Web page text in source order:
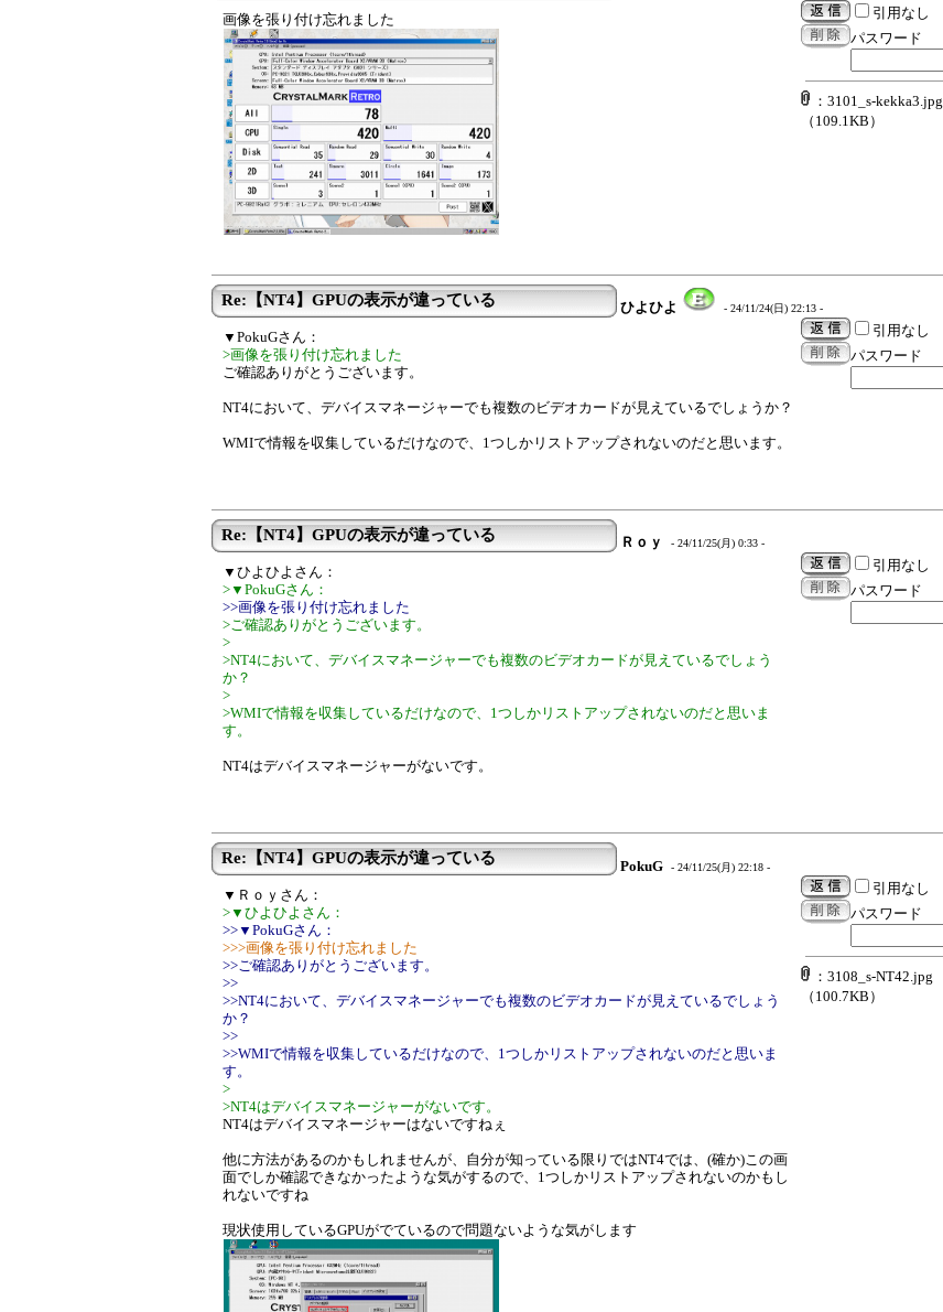
画像を張り付け忘れました
引用なし
パスワード
：3101_s-kekka3.jpg
（109.1KB）
Re:【NT4】GPUの表示が違っている ひよひよ - 24/11/24(日) 22:13 -
▼PokuGさん：
>画像を張り付け忘れました
ご確認ありがとうございます。
NT4において、デバイスマネージャーでも複数のビデオカードが見えているでしょうか？
WMIで情報を収集しているだけなので、1つしかリストアップされないのだと思います。
引用なし
パスワード
Re:【NT4】GPUの表示が違っている Ｒｏｙ - 24/11/25(月) 0:33 -
▼ひよひよさん：
>▼PokuGさん：
>>画像を張り付け忘れました
>ご確認ありがとうございます。
>
>NT4において、デバイスマネージャーでも複数のビデオカードが見えているでしょう
か？
>
>WMIで情報を収集しているだけなので、1つしかリストアップされないのだと思いま
す。
NT4はデバイスマネージャーがないです。
引用なし
パスワード
Re:【NT4】GPUの表示が違っている PokuG - 24/11/25(月) 22:18 -
▼Ｒｏｙさん：
>▼ひよひよさん：
>>▼PokuGさん：
>>>画像を張り付け忘れました
>>ご確認ありがとうございます。
>>
>>NT4において、デバイスマネージャーでも複数のビデオカードが見えているでしょう
か？
>>
>>WMIで情報を収集しているだけなので、1つしかリストアップされないのだと思いま
す。
>
>NT4はデバイスマネージャーがないです。
NT4はデバイスマネージャーはないですねぇ
他に方法があるのかもしれませんが、自分が知っている限りではNT4では、(確か)この画
面でしか確認できなかったような気がするので、1つしかリストアップされないのかもし
れないですね
現状使用しているGPUがでているので問題ないような気がします
引用なし
パスワード
：3108_s-NT42.jpg
（100.7KB）